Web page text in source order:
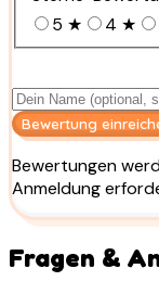
5 ★ 4 ★
Bewertung
Bewertungen
Anmeldung
Fragen &